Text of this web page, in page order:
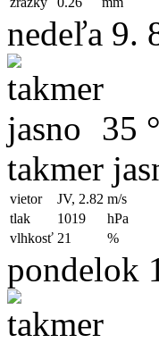
nedeľa 9.
35
takmer
vietor JV, 2.82 m/s
tlak
1019
hPa
vlhkosť 21 %
pondelok